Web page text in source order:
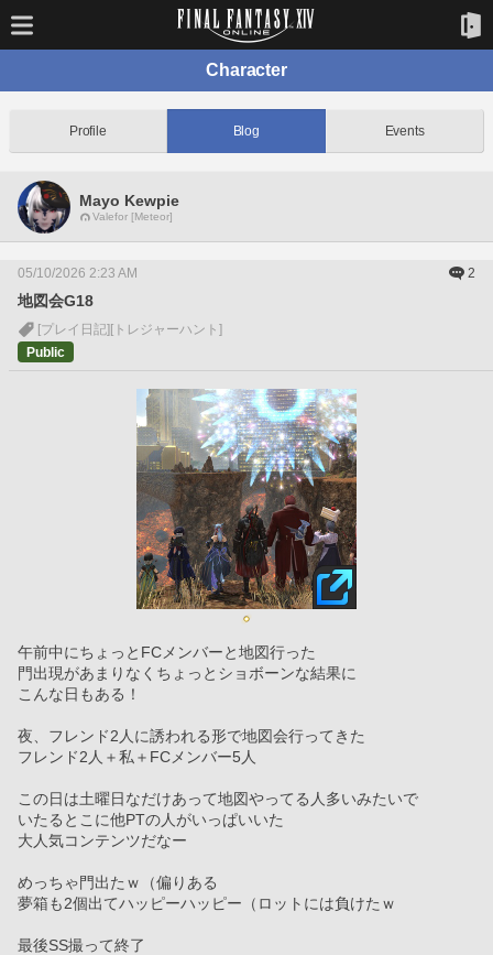
Character
Profile Blog Events
Mayo Kewpie
Valefor [Meteor]
05/10/2026 2:23 AM 2
地図会G18
[プレイ日記] [トレジャーハント]
Public
午前中にちょっとFCメンバーと地図行った
門出現があまりなくちょっとショボーンな結果に
こんな日もある！
夜、フレンド2人に誘われる形で地図会行ってきた
フレンド2人＋私＋FCメンバー5人
この日は土曜日なだけあって地図やってる人多いみたいで
いたるとこに他PTの人がいっぱいいた
大人気コンテンツだなー
めっちゃ門出たｗ（偏りある
夢箱も2個出てハッピーハッピー（ロットには負けたｗ
最後SS撮って終了